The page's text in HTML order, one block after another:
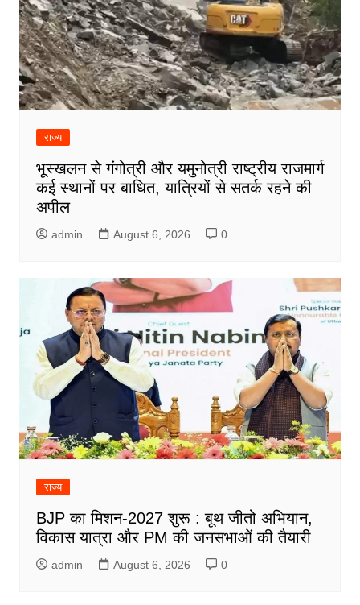
राज्य
भूस्खलन से गंगोत्री और यमुनोत्री राष्ट्रीय राजमार्ग
कई स्थानों पर बाधित, यात्रियों से सतर्क रहने की
अपील
admin August 6, 2026 0
राज्य
BJP का मिशन-2027 शुरू : बूथ जीतो अभियान,
विकास यात्रा और PM की जनसभाओं की तैयारी
admin August 6, 2026 0